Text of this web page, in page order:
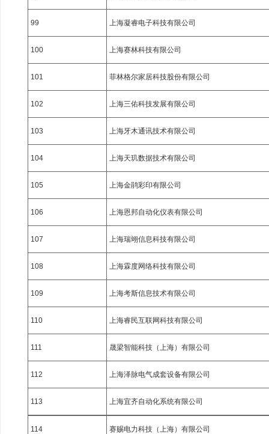
99 上海凝睿电子科技有限公司
100 上海赛林科技有限公司
101 菲林格尔家居科技股份有限公司
102 上海三佑科技发展有限公司
103 上海牙木通讯技术有限公司
104 上海天玑数据技术有限公司
105 上海金鹃彩印有限公司
106 上海恩邦自动化仪表有限公司
107 上海瑞翊信息科技有限公司
108 上海霖度网络科技有限公司
109 上海考斯信息技术有限公司
110 上海睿民互联网科技有限公司
111 晟梁智能科技（上海）有限公司
112 上海泽脉电气成套设备有限公司
113 上海宜齐自动化系统有限公司
114 赛赐电力科技（上海）有限公司